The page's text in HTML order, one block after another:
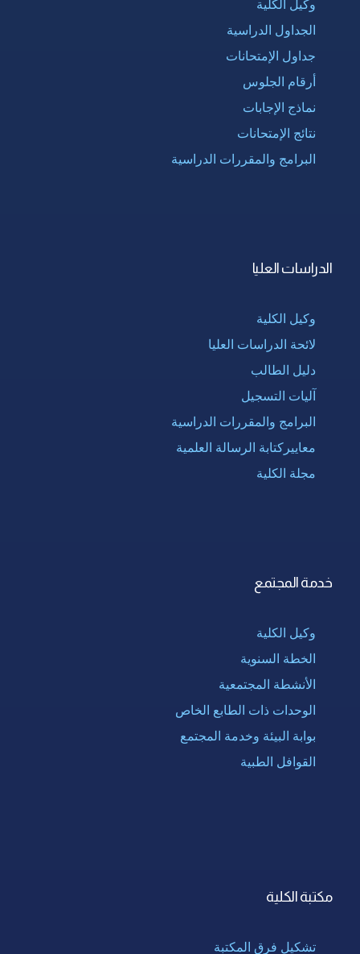
وكيل الكلية
الجداول الدراسية
جداول الإمتحانات
أرقام الجلوس
نماذج الإجابات
نتائج الإمتحانات
البرامج والمقررات الدراسية
الدراسات العليا
وكيل الكلية
لائحة الدراسات العليا
دليل الطالب
آليات التسجيل
البرامج والمقررات الدراسية
معاييركتابة الرسالة العلمية
مجلة الكلية
خدمة المجتمع
وكيل الكلية
الخطة السنوية
الأنشطة المجتمعية
الوحدات ذات الطابع الخاص
بوابة البيئة وخدمة المجتمع
القوافل الطبية
مكتبة الكلية
تشكيل فرق المكتبة